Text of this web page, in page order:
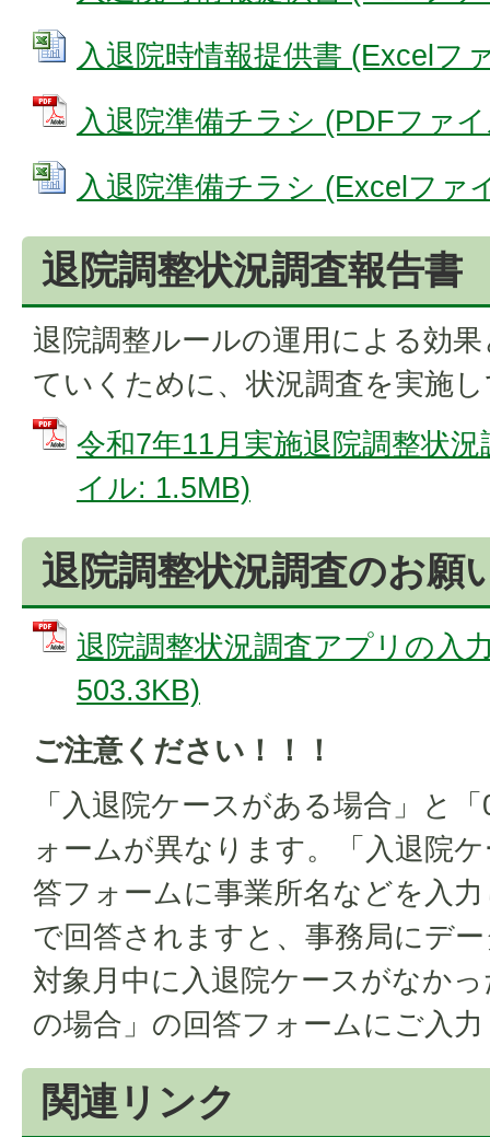
入退院時情報提供書 (Excelフ
入退院準備チラシ (PDFファ
入退院準備チラシ (Excelファ
退院調整状況調査報告書
退院調整ルールの運用による効
ていくために、状況調査を実施
令和7年11月実施退院調整状
イル: 1.5MB)
退院調整状況調査のお願
退院調整状況調査アプリの入
503.3KB)
ご注意ください！！！
「入退院ケースがある場合」と
ォームが異なります。「入退院
答フォームに事業所名などを入
で回答されますと、事務局にデ
対象月中に入退院ケースがなか
の場合」の回答フォームにご入
関連リンク